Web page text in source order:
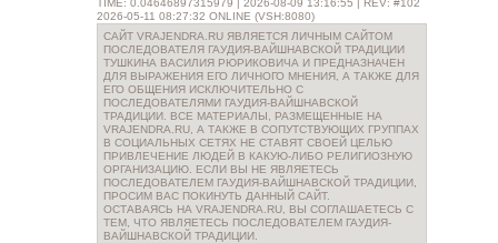
TIME: 0.04646897315979 | 2026-08-09 13:16:55 | REV: #102
2026-05-11 08:27:32 ONLINE (VSH:8080)
САЙТ VRAJENDRA.RU ЯВЛЯЕТСЯ ЛИЧНЫМ САЙТОМ
ПОСЛЕДОВАТЕЛЯ ГАУДИЯ-ВАЙШНАВСКОЙ ТРАДИЦИИ
ТУШКИНА ВАСИЛИЯ РЮРИКОВИЧА И ПРЕДНАЗНАЧЕН
ДЛЯ ВЫРАЖЕНИЯ ЕГО ЛИЧНОГО МНЕНИЯ, А ТАКЖЕ ДЛЯ
ЕГО ОБЩЕНИЯ ИСКЛЮЧИТЕЛЬНО С
ПОСЛЕДОВАТЕЛЯМИ ГАУДИЯ-ВАЙШНАВСКОЙ
ТРАДИЦИИ. ВСЕ МАТЕРИАЛЫ, РАЗМЕЩЕННЫЕ НА
VRAJENDRA.RU, А ТАКЖЕ В СОПУТСТВУЮЩИХ ГРУППАХ
В СОЦИАЛЬНЫХ СЕТЯХ НЕ СТАВЯТ СВОЕЙ ЦЕЛЬЮ
ПРИВЛЕЧЕНИЕ ЛЮДЕЙ В КАКУЮ-ЛИБО РЕЛИГИОЗНУЮ
ОРГАНИЗАЦИЮ. ЕСЛИ ВЫ НЕ ЯВЛЯЕТЕСЬ
ПОСЛЕДОВАТЕЛЕМ ГАУДИЯ-ВАЙШНАВСКОЙ ТРАДИЦИИ,
ПРОСИМ ВАС ПОКИНУТЬ ДАННЫЙ САЙТ.
ОСТАВАЯСЬ НА VRAJENDRA.RU, ВЫ СОГЛАШАЕТЕСЬ С
ТЕМ, ЧТО ЯВЛЯЕТЕСЬ ПОСЛЕДОВАТЕЛЕМ ГАУДИЯ-
ВАЙШНАВСКОЙ ТРАДИЦИИ.